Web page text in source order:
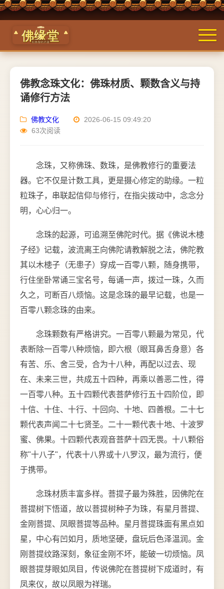
佛教念珠文化：佛珠材质、颗数含义与持
诵修行方法
佛教文化
2026-06-15 09:49:20
63次阅读
念珠，又称佛珠、数珠，是佛教修行的重要法
器。它不仅是计数工具，更是摄心修定的助缘。一粒
粒珠子，串联起信仰与修行，在指尖拨动中，念念分
明，心心归一。
念珠的起源，可追溯至佛陀时代。据《佛说木槵
子经》记载，波流离王向佛陀请教解脱之法，佛陀教
其以木槵子（无患子）穿成一百零八颗，随身携带，
行住坐卧常诵三宝名号，每诵一声，拨过一珠，久而
久之，可断百八烦恼。这是念珠的最早记载，也是一
百零八颗念珠的由来。
念珠颗数有严格讲究。一百零八颗最为常见，代
表断除一百零八种烦恼，即六根（眼耳鼻舌身意）各
有苦、乐、舍三受，合为十八种，再配以过去、现
在、未来三世，共成五十四种，再乘以善恶二性，得
一百零八种。五十四颗代表菩萨修行五十四阶位，即
十信、十住、十行、十回向、十地、四善根。二十七
颗代表声闻二十七贤圣。二十一颗代表十地、十波罗
蜜、佛果。十四颗代表观音菩萨十四无畏。十八颗俗
称"十八子"，代表十八界或十八罗汉，最为流行，便
于携带。
念珠材质丰富多样。菩提子最为殊胜，因佛陀在
菩提树下悟道，故以菩提树种子为珠，有星月菩提、
金刚菩提、凤眼菩提等品种。星月菩提珠面有黑点如
星，中心有凹如月，质地坚硬，盘玩后色泽温润。金
刚菩提纹路深刻，象征金刚不坏，能破一切烦恼。凤
眼菩提芽眼如凤目，传说佛陀在菩提树下成道时，有
凤来仪，故以凤眼为祥瑞。